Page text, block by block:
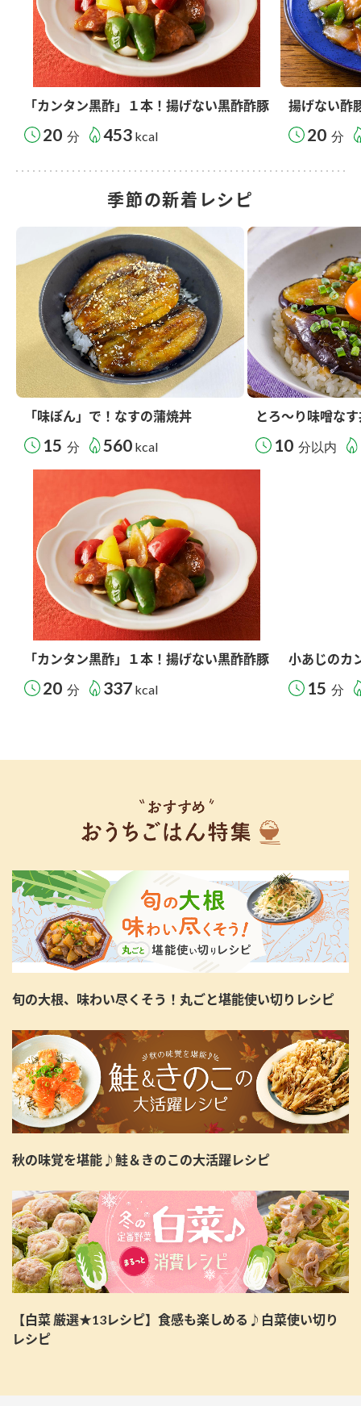
「カンタン黒酢」１本！揚げない黒酢酢豚
20 分 453 kcal
揚げない酢
20 分
季節の新着レシピ
「味ぽん」で！なすの蒲焼丼
15 分 560 kcal
とろ～り味噌な
10 分以内
「カンタン黒酢」１本！揚げない黒酢酢豚
20 分 337 kcal
小あじのカ
15 分
旬の大根、味わい尽くそう！丸ごと堪能使い切りレシピ
秋の味覚を堪能♪鮭＆きのこの大活躍レシピ
【白菜 厳選★13レシピ】食感も楽しめる♪白菜使い切り
レシピ